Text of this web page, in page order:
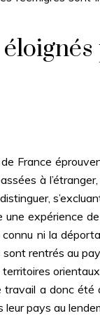
éprouvent
à
une expérience
ni la
sont rentrés au
territoires
a donc
pays au